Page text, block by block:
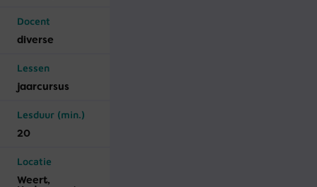
Docent
diverse
Lessen
jaar­cursus
Lesduur (min.)
20
Locatie
Weert,